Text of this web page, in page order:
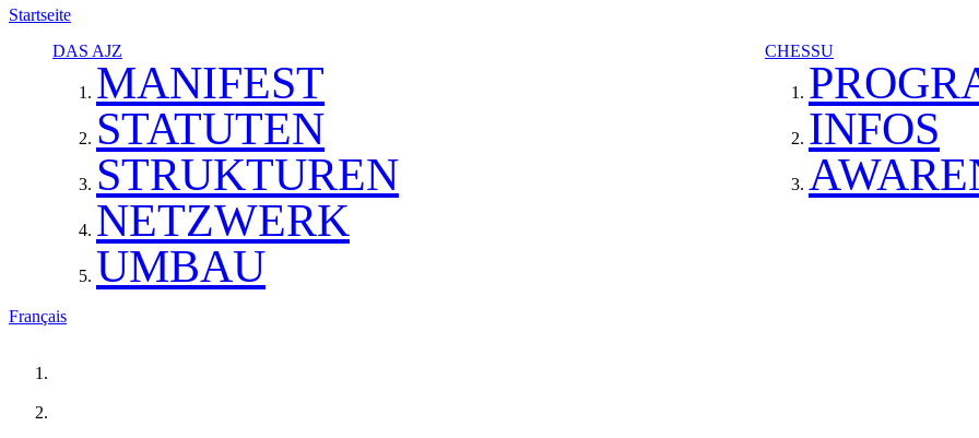
Startseite
DAS AJZ
MANIFEST
STATUTEN
STRUKTUREN
NETZWERK
UMBAU
CHESSU
INFOS
Français